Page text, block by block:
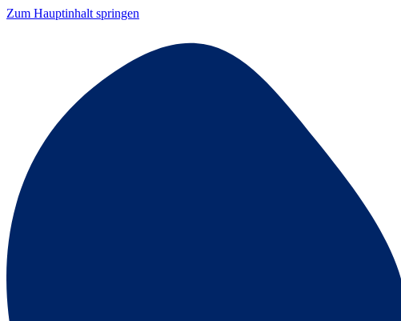
Zum Hauptinhalt springen